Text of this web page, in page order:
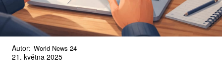
Autor: World News 24
21. května 2025